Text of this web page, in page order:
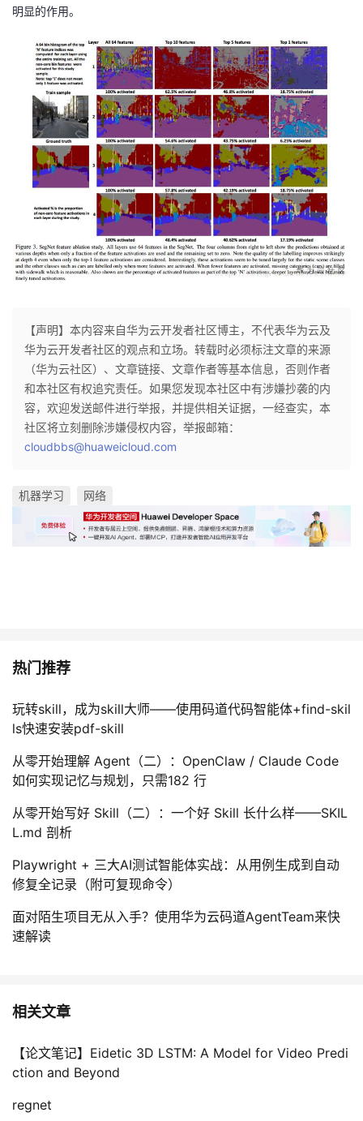
明显的作用。
【声明】本内容来自华为云开发者社区博主，不代表华为云及
华为云开发者社区的观点和立场。转载时必须标注文章的来源
（华为云社区）、文章链接、文章作者等基本信息，否则作者
和本社区有权追究责任。如果您发现本社区中有涉嫌抄袭的内
容，欢迎发送邮件进行举报，并提供相关证据，一经查实，本
社区将立刻删除涉嫌侵权内容，举报邮箱：
cloudbbs@huaweicloud.com
机器学习 网络
热门推荐
玩转skill，成为skill大师——使用码道代码智能体+find-skil
ls快速安装pdf-skill
从零开始理解 Agent（二）：OpenClaw / Claude Code
如何实现记忆与规划，只需182 行
从零开始写好 Skill（二）：一个好 Skill 长什么样——SKIL
L.md 剖析
Playwright + 三大AI测试智能体实战：从用例生成到自动
修复全记录（附可复现命令）
面对陌生项目无从入手？使用华为云码道AgentTeam来快
速解读
相关文章
【论文笔记】Eidetic 3D LSTM: A Model for Video Predi
ction and Beyond
regnet